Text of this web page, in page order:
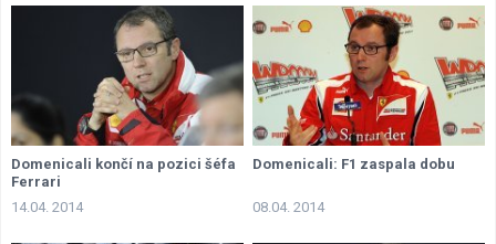
Domenicali končí na pozici šéfa
Ferrari
14.04. 2014
Domenicali: F1 zaspala dobu
08.04. 2014